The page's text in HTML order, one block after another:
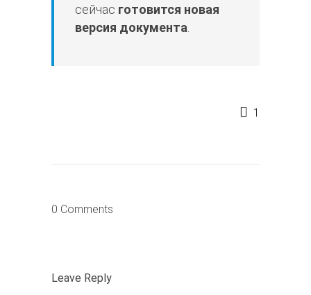
сейчас готовится новая
версия документа.
1
0 Comments
Leave Reply